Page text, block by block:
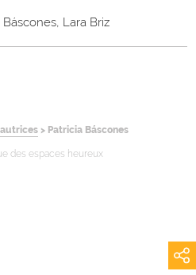
Báscones, Lara Briz
> Patricia Báscones
des espaces heureux